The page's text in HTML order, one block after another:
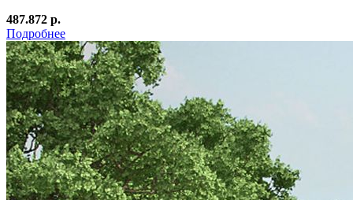
487.872 р.
Подробнее